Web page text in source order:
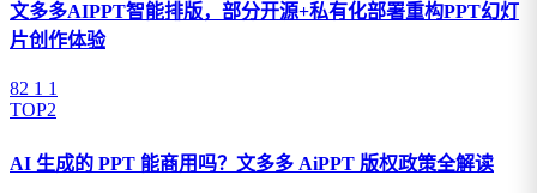
文多多AIPPT智能排版，部分开源+私有化部署重构PPT幻灯
片创作体验
82 1 1
TOP2
AI 生成的 PPT 能商用吗？文多多 AiPPT 版权政策全解读